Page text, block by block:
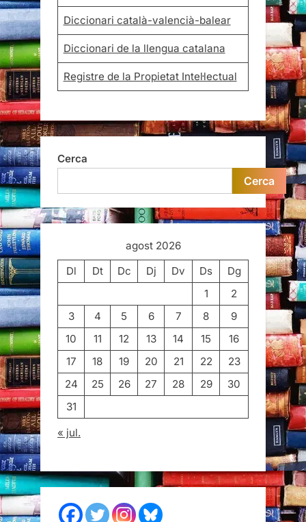
Diccionari català-valencià-balear
Diccionari de la llengua catalana
Registre de la Propietat Intel·lectual
Cerca
Cerca
agost 2026
Dl
Dt Dc Dj Dv Ds
Dg
1
2
3
4 5 6 7 8
9
10
11 12 13 14 15
16
17
18 19 20 21 22
23
24
25 26 27 28 29
30
31
« jul.